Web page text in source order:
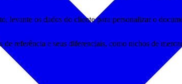
levante os dados do cliente para personalizar o
referência e seus diferenciais, como nichos de